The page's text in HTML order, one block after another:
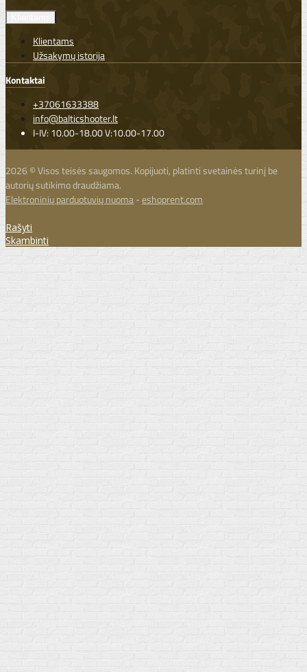
Klientams
Užsakymų istorija
Kontaktai
+37061633388
info@balticshooter.lt
I-IV: 10.00-18.00 V:10.00-17.00
2026 © Visos teisės saugomos. Kopijuoti, platinti svetainės turinį be
autorių sutikimo draudžiama.
Elektroninių parduotuvių nuoma-eshoprent.com
Rašyti
Skambinti